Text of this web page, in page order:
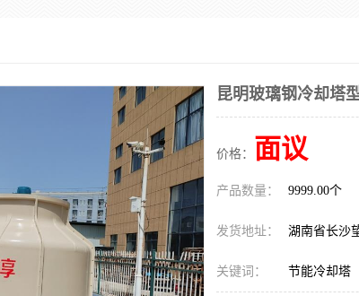
昆明玻璃钢冷却塔
价格： 面议
产品数量： 9999.00个
发货地址： 湖南省长沙
关键词： 节能冷却塔